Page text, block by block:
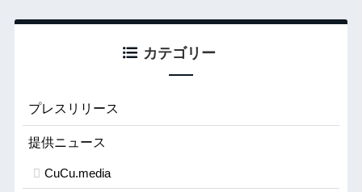
カテゴリー
プレスリリース
提供ニュース
CuCu.media